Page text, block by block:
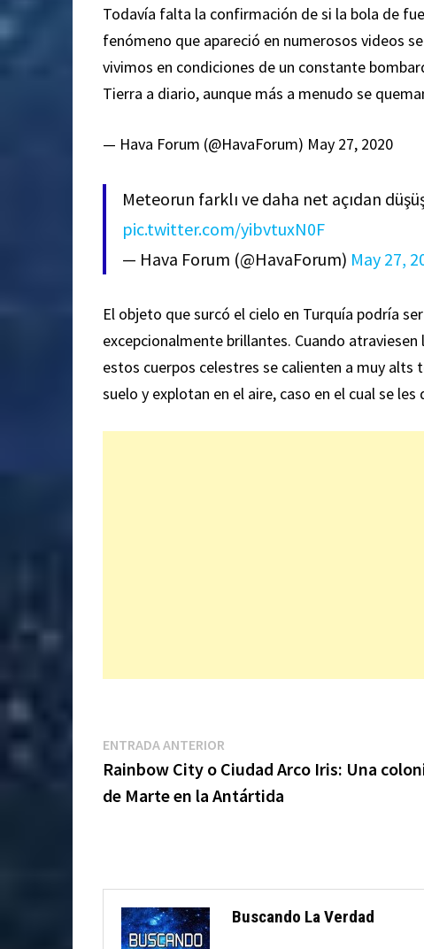
Todavía falta la confirmación de si la bola de
fenómeno que apareció en numerosos videos
vivimos en condiciones de un constante
Tierra a diario, aunque más a menudo se
— Hava Forum (@HavaForum) May 27, 2020
Meteorun farklı ve daha net açıdan
pic.twitter.com/yibvtuxN0F
— Hava Forum (@HavaForum) May 27,
El objeto que surcó el cielo en Turquía podría
excepcionalmente brillantes. Cuando
estos cuerpos celestres se calienten a muy
suelo y explotan en el aire, caso en el cual se
Navegación
de
ENTRADA ANTERIOREntrada
anterior:
Rainbow City o Ciudad Arco Iris: Una
de Marte en la Antártida
Buscando La Verdad